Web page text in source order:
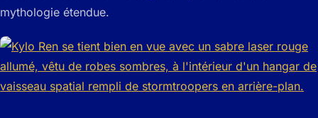
mythologie étendue.